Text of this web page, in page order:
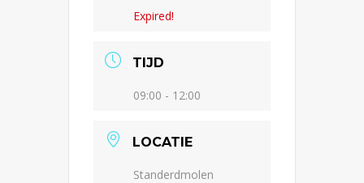
Expired!
TIJD
09:00 - 12:00
LOCATIE
Standerdmolen